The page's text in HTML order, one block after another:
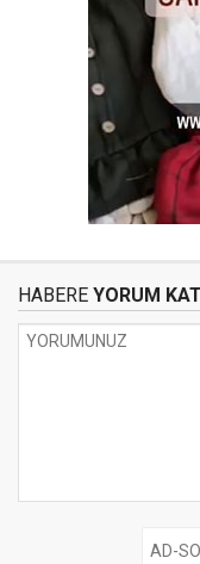
HABERE YORUM KAT